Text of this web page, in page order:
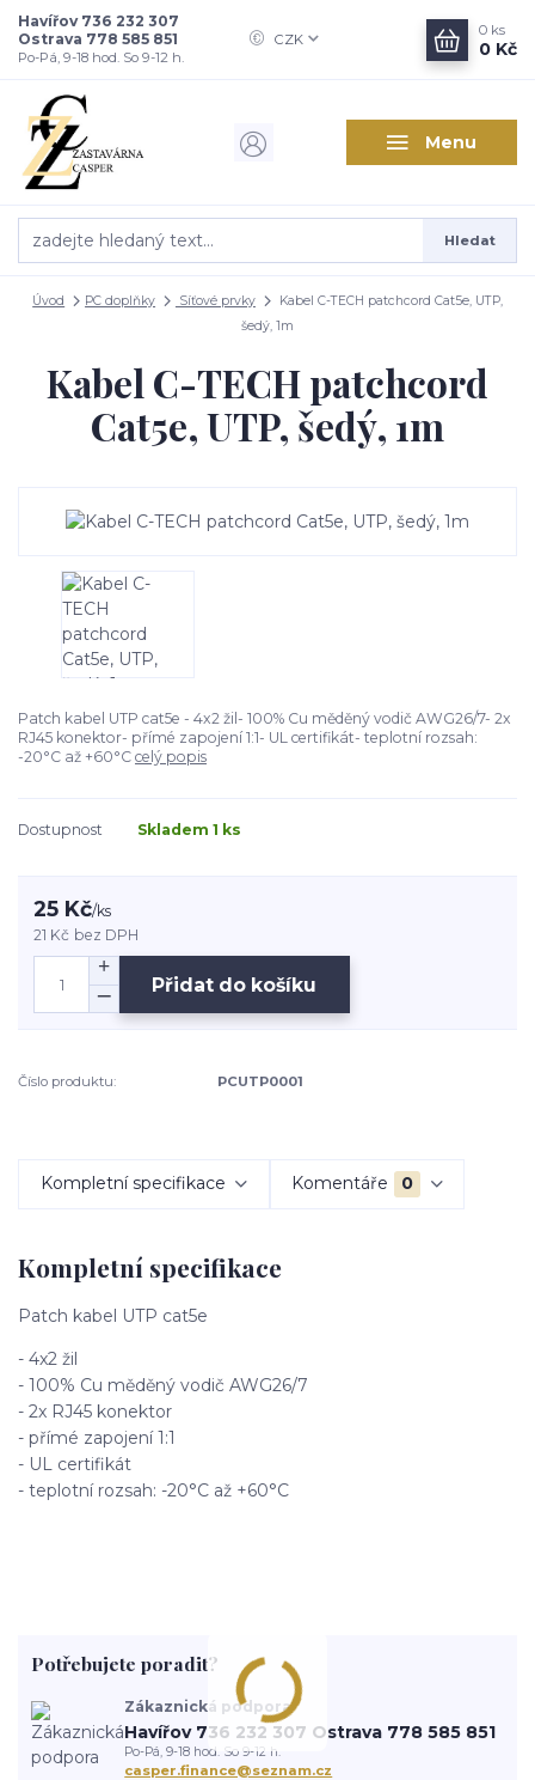
Menu
CZK
Hledat
Havířov 736 232 307
Ostrava 778 585 851
Po-Pá, 9-18 hod. So 9-12 h.
0 ks
0 Kč
Úvod PC doplňky Síťové prvky
Kabel C-TECH patchcord Cat5e, UTP,
šedý, 1m
Kabel C-TECH patchcord
Cat5e, UTP, šedý, 1m
Patch kabel UTP cat5e - 4x2 žil- 100% Cu měděný vodič AWG26/7- 2x
RJ45 konektor- přímé zapojení 1:1- UL certifikát- teplotní rozsah:
-20°C až +60°C celý popis
Dostupnost Skladem 1 ks
25 Kč/ks
21 Kč bez DPH
Přidat do košíku
Číslo produktu: PCUTP0001
Kompletní specifikace Komentáře 0
Kompletní specifikace
Patch kabel UTP cat5e
- 4x2 žil
- 100% Cu měděný vodič AWG26/7
- 2x RJ45 konektor
- přímé zapojení 1:1
- UL certifikát
- teplotní rozsah: -20°C až +60°C
Potřebujete poradit?
Zákaznická podpora
Havířov 736 232 307 Ostrava 778 585 851
Po-Pá, 9-18 hod. So 9-12 h.
casper.finance@seznam.cz